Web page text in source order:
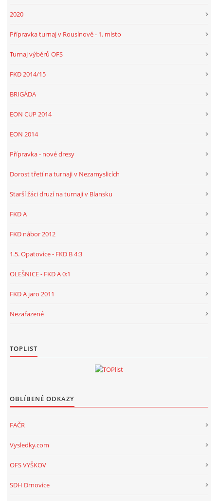
2020
Přípravka turnaj v Rousínově - 1. místo
Turnaj výběrů OFS
FKD 2014/15
BRIGÁDA
EON CUP 2014
EON 2014
Přípravka - nové dresy
Dorost třetí na turnaji v Nezamyslicích
Starší žáci druzí na turnaji v Blansku
FKD A
FKD nábor 2012
1.5. Opatovice - FKD B 4:3
OLEŠNICE - FKD A 0:1
FKD A jaro 2011
Nezařazené
TOPLIST
OBLÍBENÉ ODKAZY
FAČR
Vysledky.com
OFS VYŠKOV
SDH Drnovice